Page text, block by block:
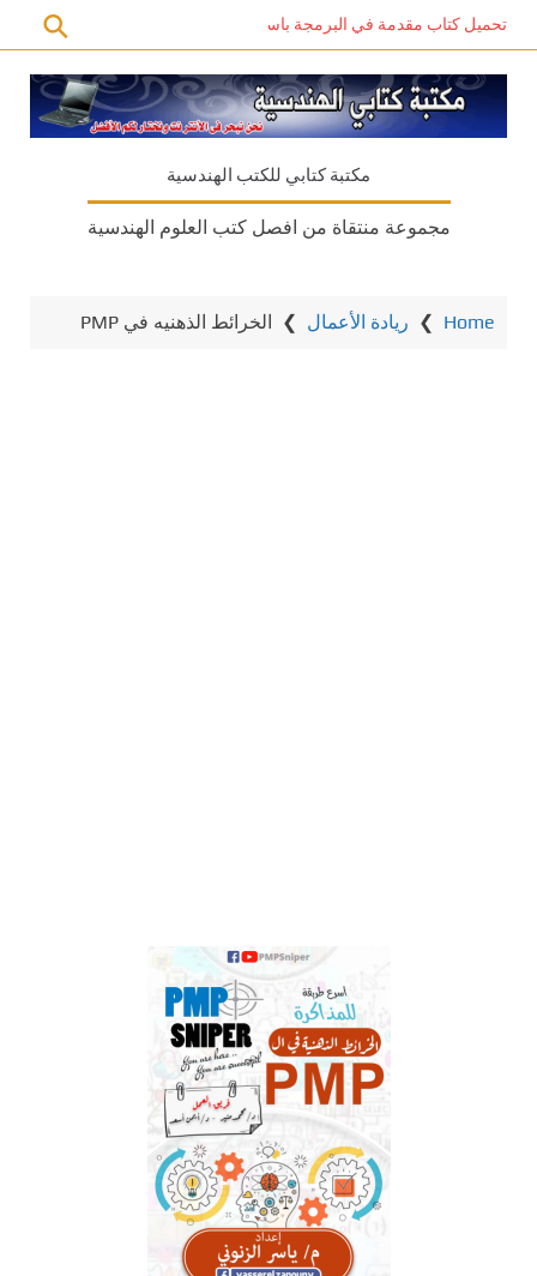
تحميل كتاب مقدمة في البرمجة باستخدام C# PDF – دليل المبتدئين للتعلم الذاتي
مكتبة كتابي للكتب الهندسية
مجموعة منتقاة من افصل كتب العلوم الهندسية
Home
❯ ريادة الأعمال ❯ الخرائط الذهنيه في PMP